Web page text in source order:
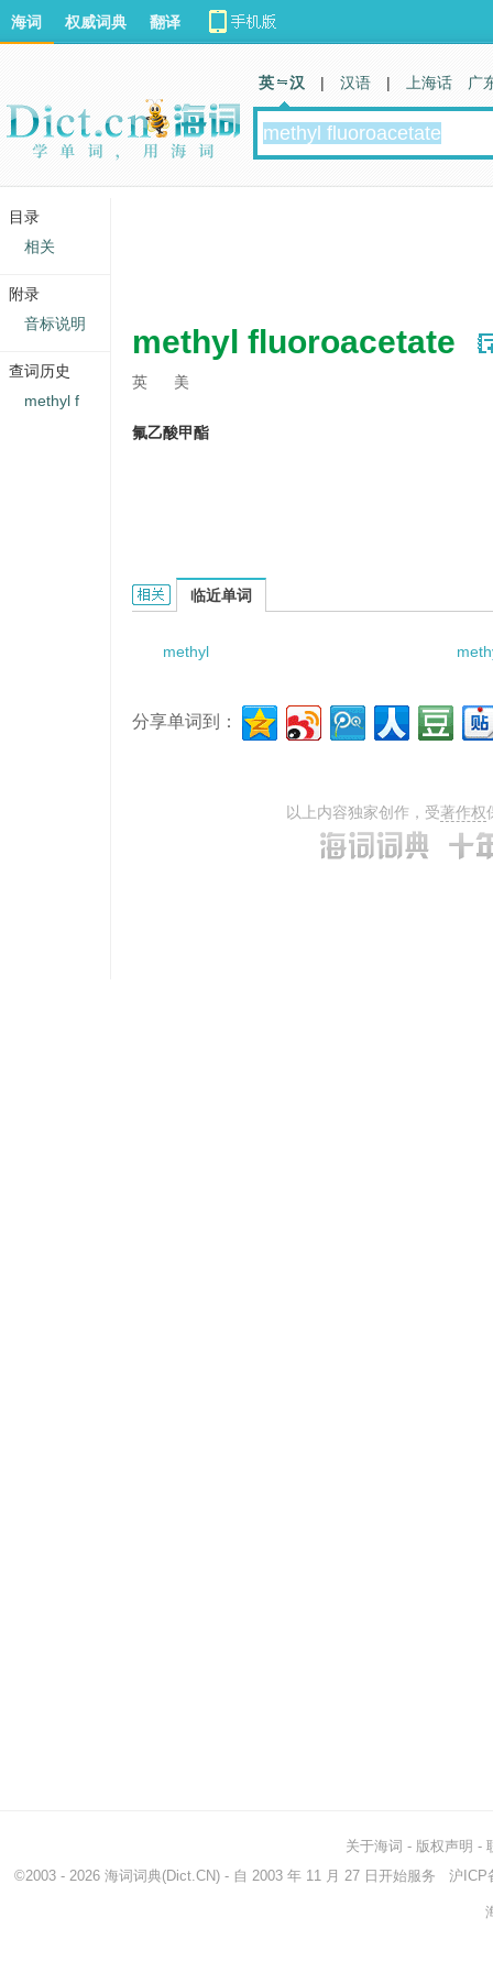
methyl fluoroacetate
英 美
氟乙酸甲酯
methyl fluoroacetate的相关资料：
临近单词
methyl
分享单词到：
以上内容独家创作，受著作权
海词 权威词典 翻译
英 汉 | 汉语 | 上海话 广
关于海词 - 版权声明 -
©2003 - 2026 海词词典(Dict.CN) - 自 2003 年 11 月 27 日开始服务 沪ICP
目录
相关
附录
音标说明
查词历史
methyl f